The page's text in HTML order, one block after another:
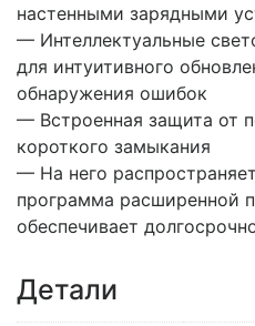
настенными зарядными
— Интеллектуальные
для интуитивного
обнаружения ошибок
— Встроенная защита от
короткого замыкания
— На него
программа расширенной
обеспечивает
Детали